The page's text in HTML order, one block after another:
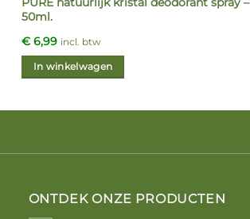
50ml.
€6,99 incl. btw
In winkelwagen
ONTDEK ONZE PRODUCTEN